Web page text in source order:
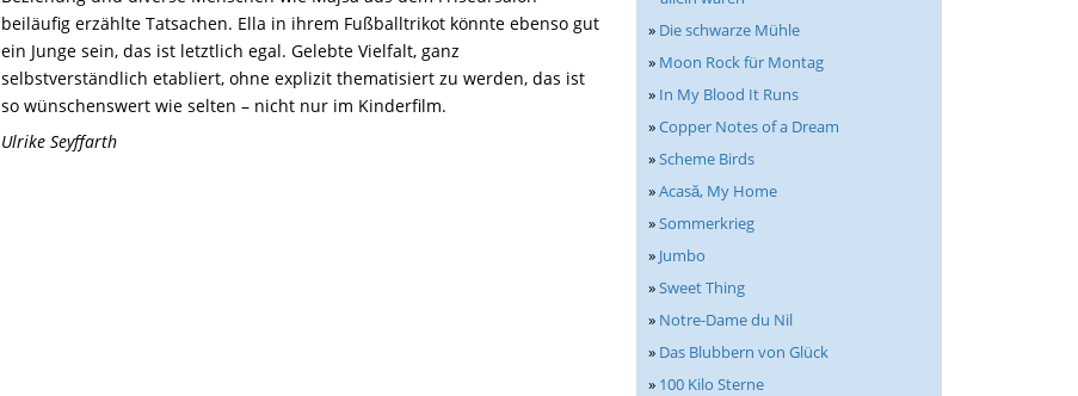
beiläufig erzählte Tatsachen. Ella in ihrem Fußballtrikot könnte ebenso gut
ein Junge sein, das ist letztlich egal. Gelebte Vielfalt, ganz
selbstverständlich etabliert, ohne explizit thematisiert zu werden, das ist
so wünschenswert wie selten – nicht nur im Kinderfilm.
Ulrike Seyffarth
» Die schwarze Mühle
» Moon Rock für Montag
» In My Blood It Runs
»Copper Notes of a Dream
»Scheme Birds
»Acasă, My Home
»Sommerkrieg
» Jumbo
»Sweet Thing
» Notre-Dame du Nil
» Das Blubbern von Glück
» 100 Kilo Sterne